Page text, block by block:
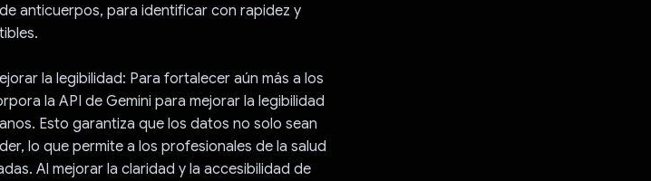
anticuerpos, para identificar con rapidez y
la legibilidad: Para fortalecer aún más a los
la API de Gemini para mejorar la legibilidad
Esto garantiza que los datos no solo sean
lo que permite a los profesionales de la salud
Al mejorar la claridad y la accesibilidad de